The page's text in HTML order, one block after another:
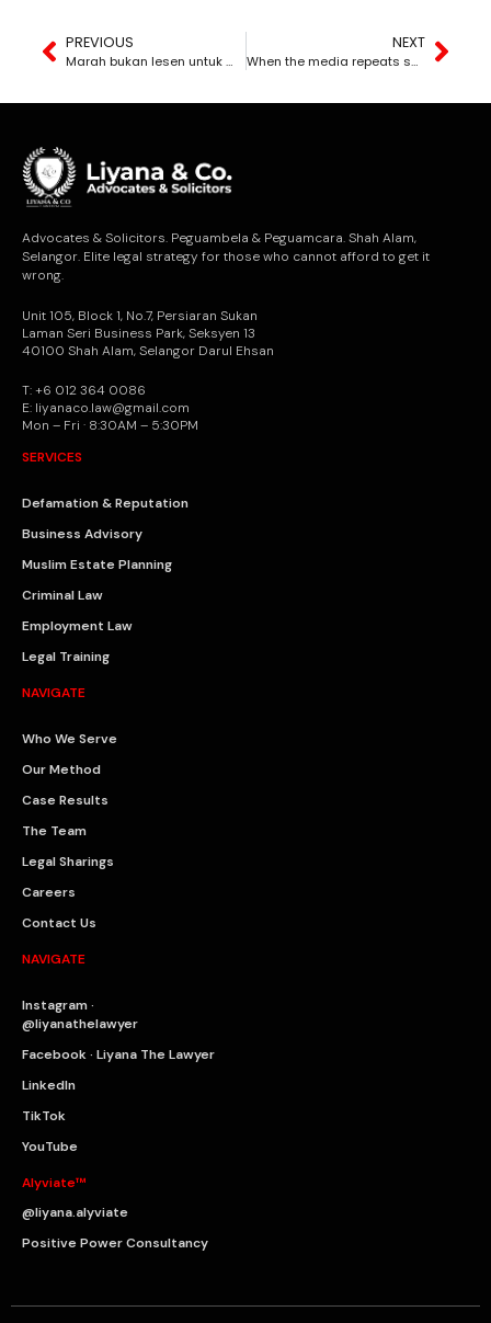
PREVIOUS
Marah bukan lesen untuk mencederakan
NEXT
When the media repeats someone else’s words — defamation is still your responsibility
Advocates & Solicitors. Peguambela & Peguamcara. Shah Alam,
Selangor. Elite legal strategy for those who cannot afford to get it
wrong.
Unit 105, Block 1, No.7, Persiaran Sukan
Laman Seri Business Park, Seksyen 13
40100 Shah Alam, Selangor Darul Ehsan
T: +6 012 364 0086
E: liyanaco.law@gmail.com
Mon – Fri · 8:30AM – 5:30PM
SERVICES
Defamation & Reputation
Business Advisory
Muslim Estate Planning
Criminal Law
Employment Law
Legal Training
NAVIGATE
Who We Serve
Our Method
Case Results
The Team
Legal Sharings
Careers
Contact Us
NAVIGATE
Instagram ·
@liyanathelawyer
Facebook · Liyana The Lawyer
LinkedIn
TikTok
YouTube
Alyviate™
@liyana.alyviate
Positive Power Consultancy